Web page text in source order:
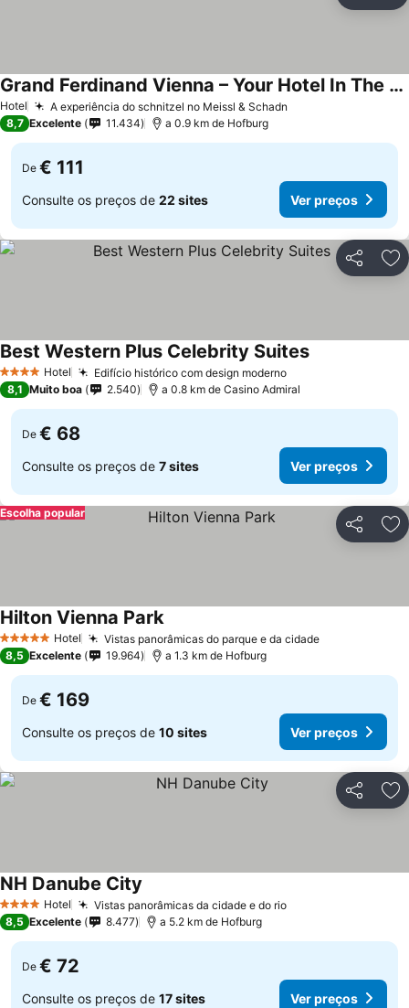
Hotel A experiência do schnitzel no Meissl & Schadn
Grand Ferdinand Vienna – Your Hotel In The City Center
8,7 Excelente 11.434 a 0.9 km de Hofburg
De € 111
Consulte os preços de 22 sites Ver preços
Partilhar
4 EstrelasHotel Edifício histórico com design moderno
Best Western Plus Celebrity Suites
8,1 Muito boa 2.540 a 0.8 km de Casino Admiral
De € 68
Consulte os preços de 7 sites Ver preços
Partilhar
Escolha popular
5 Estrelas Hotel Vistas panorâmicas do parque e da cidade
Hilton Vienna Park
8,5 Excelente 19.964 a 1.3 km de Hofburg
De € 169
Consulte os preços de 10 sites Ver preços
Partilhar
4 EstrelasHotel Vistas panorâmicas da cidade e do rio
NH Danube City
8,5 Excelente 8.477 a 5.2 km de Hofburg
De € 72
Consulte os preços de 17 sites Ver preços